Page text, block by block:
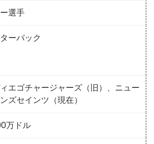
選手
ーバック
エゴチャージャーズ（旧）、ニュー
ズセインツ（現在）
万ドル